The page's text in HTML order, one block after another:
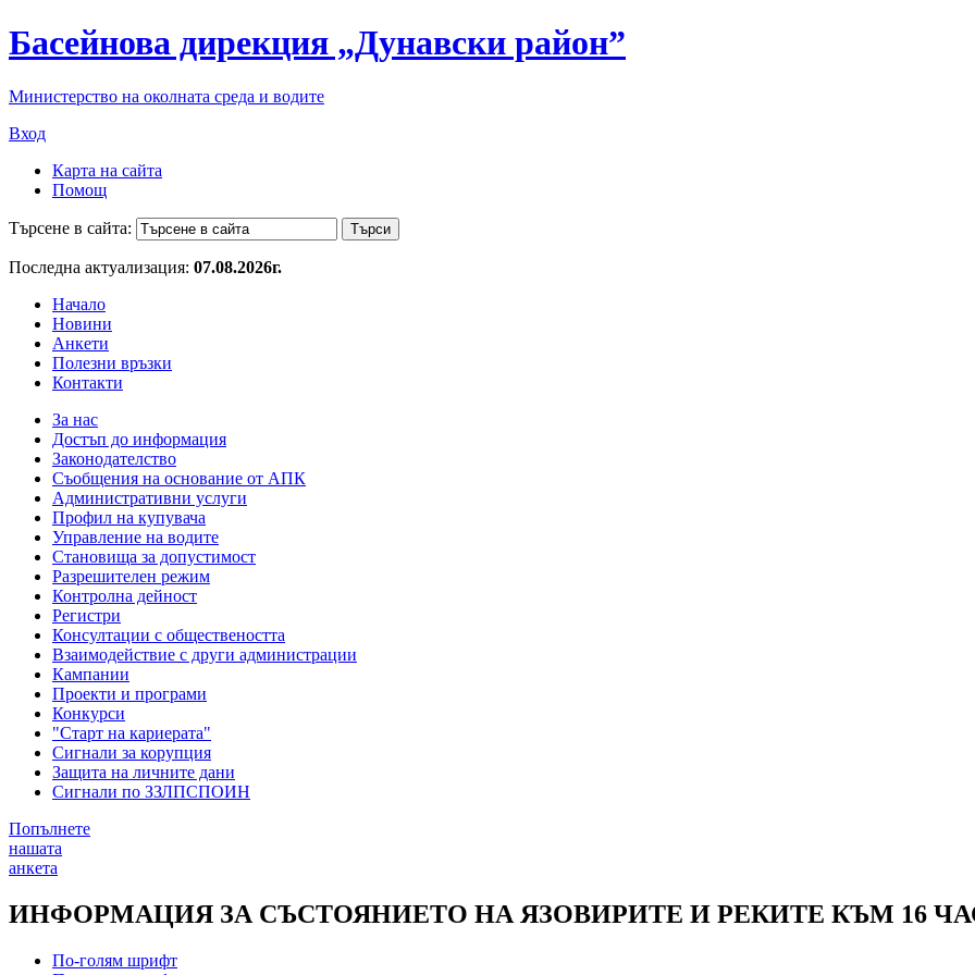
Басейнова дирекция „Дунавски район”
Министерство на околната среда и водите
Вход
Карта на сайта
Помощ
Търсене в сайта:
Последна актуализация: 07.08.2026г.
Начало
Новини
Анкети
Полезни връзки
Контакти
За нас
Достъп до информация
Законодателство
Съобщения на основание от АПК
Административни услуги
Профил на купувача
Управление на водите
Становища за допустимост
Разрешителен режим
Контролна дейност
Регистри
Консултации с обществеността
Взаимодействие с други администрации
Кампании
Проекти и програми
Конкурси
"Старт на кариерата"
Сигнали за корупция
Защита на личните дани
Сигнали по ЗЗЛПСПОИН
Попълнете
нашата
анкета
ИНФОРМАЦИЯ ЗА СЪСТОЯНИЕТО НА ЯЗОВИРИТЕ И РЕКИТЕ КЪМ 16
По-голям шрифт